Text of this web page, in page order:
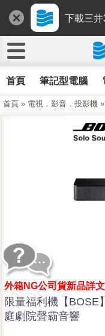
下載三
首頁 筆記型電腦
首頁 » 電視．影音．投影機 »
外箱NG公司貨新品詳文
限量福利機【BOSE
庭劇院聲霸音響